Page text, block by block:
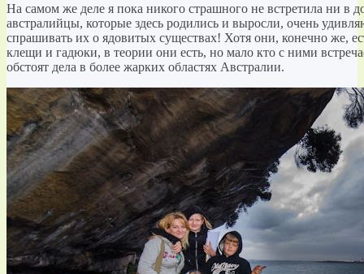
На самом же деле я пока никого страшного не встретила ни в
австралийцы, которые здесь родились и выросли, очень
спрашивать их о ядовитых существах! Хотя они, конечно же,
клещи и гадюки, в теории они есть, но мало кто с ними
обстоят дела в более жарких областях Австралии.